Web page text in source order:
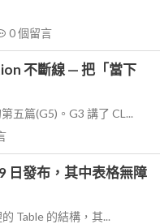
0個留言
不斷線 — 把「當下
五篇(G5)。G3 講了 CL...
日發布，其中表格無障
Table 的結構，其...